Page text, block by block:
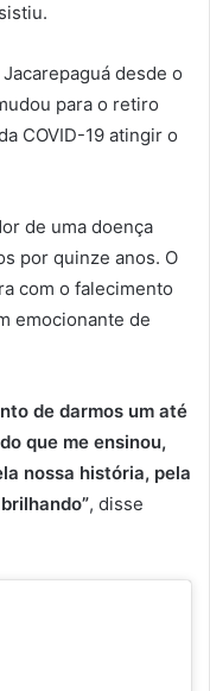
desde o
para o retiro
COVID-19 atingir o
de uma doença
por quinze anos. O
com o falecimento
emocionante de
de darmos um até
que me ensinou,
nossa história, pela
, disse